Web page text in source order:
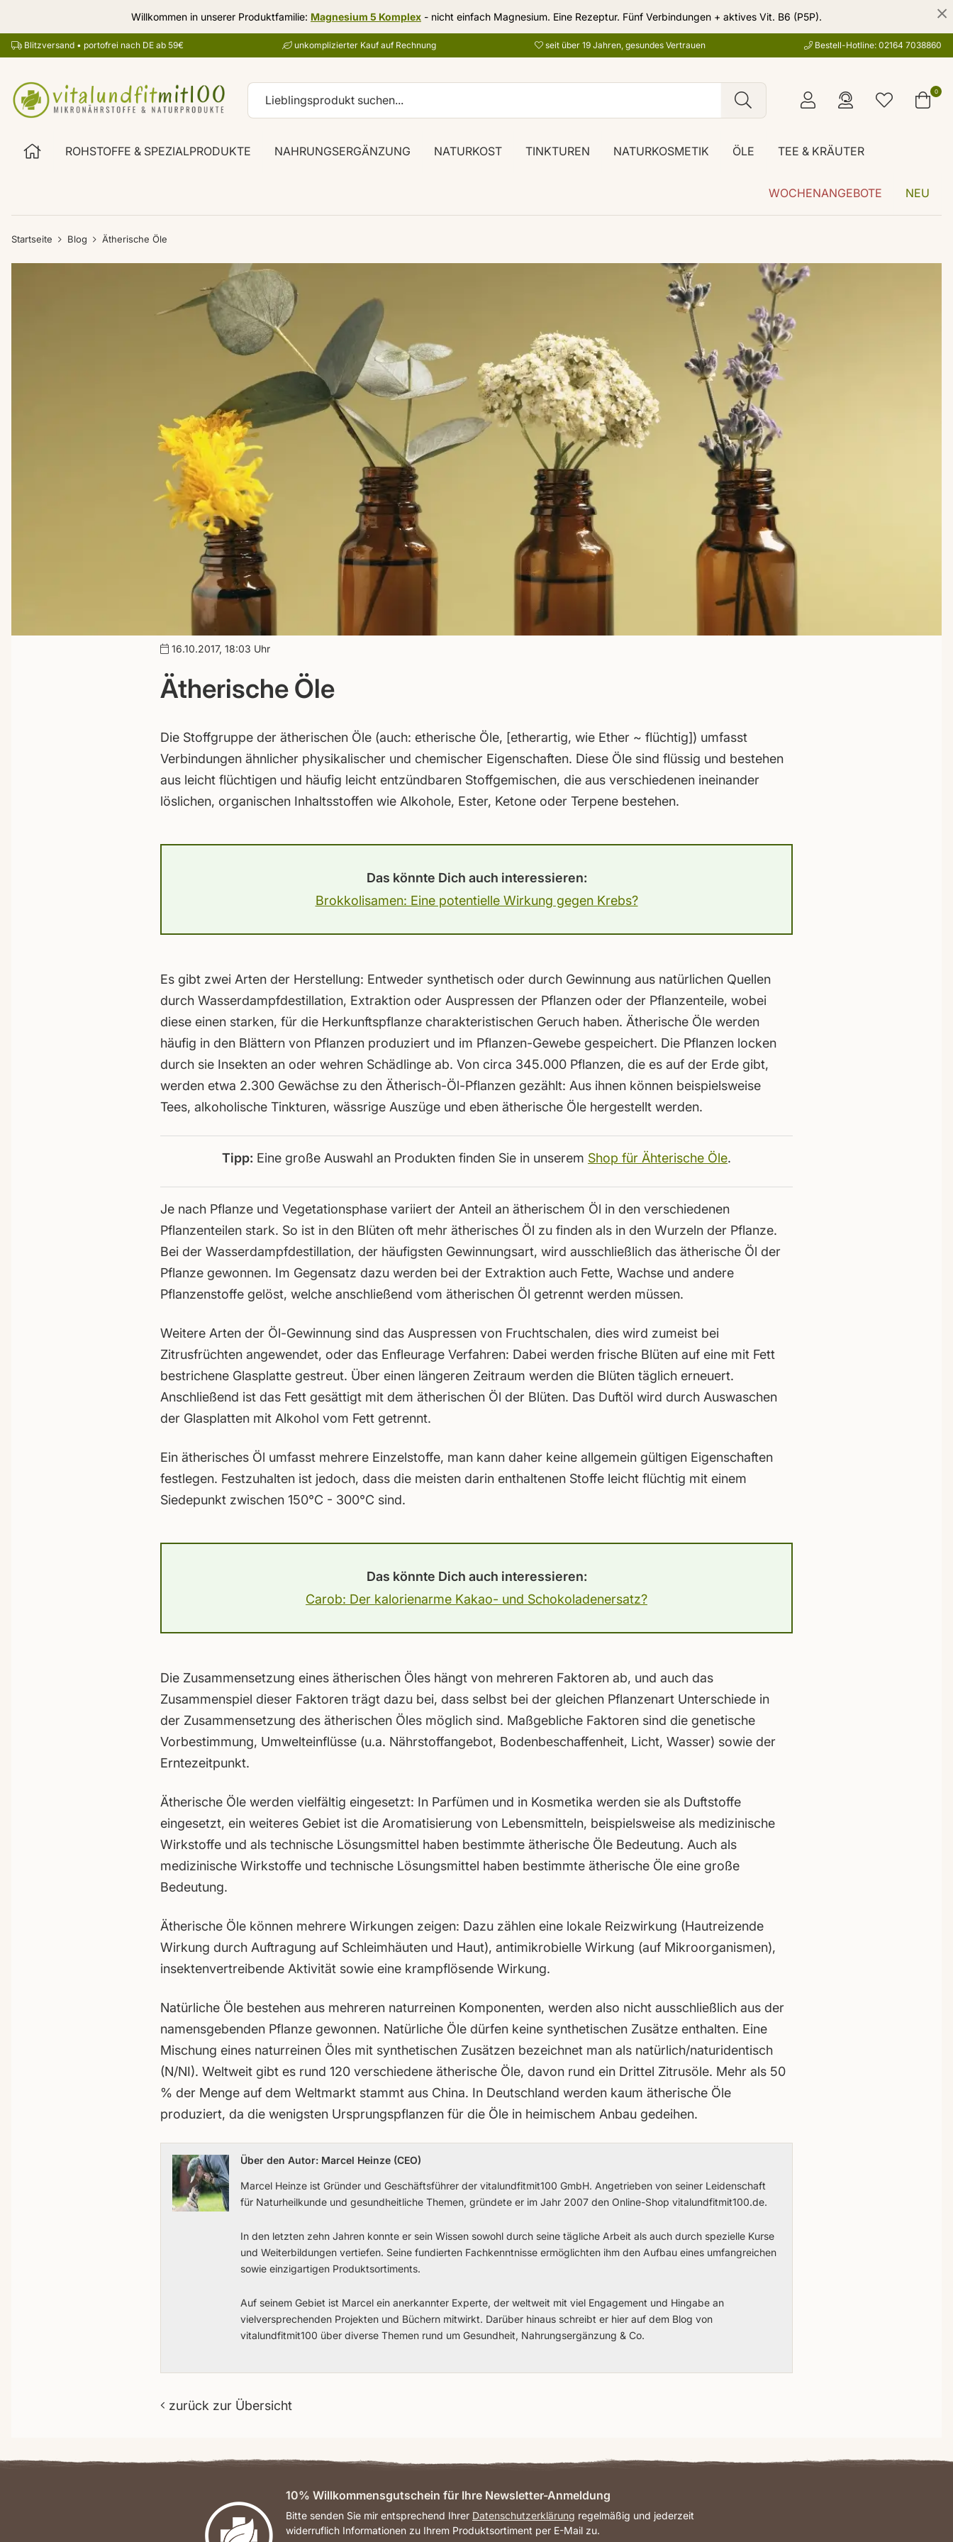
Willkommen in unserer Produktfamilie: Magnesium 5 Komplex - nicht einfach Magnesium. Eine Rezeptur. Fünf Verbindungen + aktives Vit. B6 (P5P).
Blitzversand • portofrei nach DE ab 59€ unkomplizierter Kauf auf Rechnung seit über 19 Jahren, gesundes Vertrauen Bestell-Hotline: 02164 7038860
ROHSTOFFE & SPEZIALPRODUKTE NAHRUNGSERGÄNZUNG NATURKOST TINKTUREN NATURKOSMETIK ÖLE TEE & KRÄUTER
WOCHENANGEBOTE NEU
0
Startseite Blog Ätherische Öle
Ätherische Öle
16.10.2017, 18:03 Uhr
Die Stoffgruppe der ätherischen Öle (auch: etherische Öle, [etherartig, wie Ether ~ flüchtig]) umfasst
Verbindungen ähnlicher physikalischer und chemischer Eigenschaften. Diese Öle sind flüssig und bestehen
aus leicht flüchtigen und häufig leicht entzündbaren Stoffgemischen, die aus verschiedenen ineinander
löslichen, organischen Inhaltsstoffen wie Alkohole, Ester, Ketone oder Terpene bestehen.
Das könnte Dich auch interessieren:
Brokkolisamen: Eine potentielle Wirkung gegen Krebs?
Es gibt zwei Arten der Herstellung: Entweder synthetisch oder durch Gewinnung aus natürlichen Quellen
durch Wasserdampfdestillation, Extraktion oder Auspressen der Pflanzen oder der Pflanzenteile, wobei
diese einen starken, für die Herkunftspflanze charakteristischen Geruch haben. Ätherische Öle werden
häufig in den Blättern von Pflanzen produziert und im Pflanzen-Gewebe gespeichert. Die Pflanzen locken
durch sie Insekten an oder wehren Schädlinge ab. Von circa 345.000 Pflanzen, die es auf der Erde gibt,
werden etwa 2.300 Gewächse zu den Ätherisch-Öl-Pflanzen gezählt: Aus ihnen können beispielsweise
Tees, alkoholische Tinkturen, wässrige Auszüge und eben ätherische Öle hergestellt werden.
Tipp: Eine große Auswahl an Produkten finden Sie in unserem Shop für Ähterische Öle.
Je nach Pflanze und Vegetationsphase variiert der Anteil an ätherischem Öl in den verschiedenen
Pflanzenteilen stark. So ist in den Blüten oft mehr ätherisches Öl zu finden als in den Wurzeln der Pflanze.
Bei der Wasserdampfdestillation, der häufigsten Gewinnungsart, wird ausschließlich das ätherische Öl der
Pflanze gewonnen. Im Gegensatz dazu werden bei der Extraktion auch Fette, Wachse und andere
Pflanzenstoffe gelöst, welche anschließend vom ätherischen Öl getrennt werden müssen.
Weitere Arten der Öl-Gewinnung sind das Auspressen von Fruchtschalen, dies wird zumeist bei
Zitrusfrüchten angewendet, oder das Enfleurage Verfahren: Dabei werden frische Blüten auf eine mit Fett
bestrichene Glasplatte gestreut. Über einen längeren Zeitraum werden die Blüten täglich erneuert.
Anschließend ist das Fett gesättigt mit dem ätherischen Öl der Blüten. Das Duftöl wird durch Auswaschen
der Glasplatten mit Alkohol vom Fett getrennt.
Ein ätherisches Öl umfasst mehrere Einzelstoffe, man kann daher keine allgemein gültigen Eigenschaften
festlegen. Festzuhalten ist jedoch, dass die meisten darin enthaltenen Stoffe leicht flüchtig mit einem
Siedepunkt zwischen 150°C - 300°C sind.
Das könnte Dich auch interessieren:
Carob: Der kalorienarme Kakao- und Schokoladenersatz?
Die Zusammensetzung eines ätherischen Öles hängt von mehreren Faktoren ab, und auch das
Zusammenspiel dieser Faktoren trägt dazu bei, dass selbst bei der gleichen Pflanzenart Unterschiede in
der Zusammensetzung des ätherischen Öles möglich sind. Maßgebliche Faktoren sind die genetische
Vorbestimmung, Umwelteinflüsse (u.a. Nährstoffangebot, Bodenbeschaffenheit, Licht, Wasser) sowie der
Erntezeitpunkt.
Ätherische Öle werden vielfältig eingesetzt: In Parfümen und in Kosmetika werden sie als Duftstoffe
eingesetzt, ein weiteres Gebiet ist die Aromatisierung von Lebensmitteln, beispielsweise als medizinische
Wirkstoffe und als technische Lösungsmittel haben bestimmte ätherische Öle Bedeutung. Auch als
medizinische Wirkstoffe und technische Lösungsmittel haben bestimmte ätherische Öle eine große
Bedeutung.
Ätherische Öle können mehrere Wirkungen zeigen: Dazu zählen eine lokale Reizwirkung (Hautreizende
Wirkung durch Auftragung auf Schleimhäuten und Haut), antimikrobielle Wirkung (auf Mikroorganismen),
insektenvertreibende Aktivität sowie eine krampflösende Wirkung.
Natürliche Öle bestehen aus mehreren naturreinen Komponenten, werden also nicht ausschließlich aus der
namensgebenden Pflanze gewonnen. Natürliche Öle dürfen keine synthetischen Zusätze enthalten. Eine
Mischung eines naturreinen Öles mit synthetischen Zusätzen bezeichnet man als natürlich/naturidentisch
(N/NI). Weltweit gibt es rund 120 verschiedene ätherische Öle, davon rund ein Drittel Zitrusöle. Mehr als 50
% der Menge auf dem Weltmarkt stammt aus China. In Deutschland werden kaum ätherische Öle
produziert, da die wenigsten Ursprungspflanzen für die Öle in heimischem Anbau gedeihen.
Über den Autor: Marcel Heinze (CEO)
Marcel Heinze ist Gründer und Geschäftsführer der vitalundfitmit100 GmbH. Angetrieben von seiner Leidenschaft
für Naturheilkunde und gesundheitliche Themen, gründete er im Jahr 2007 den Online-Shop vitalundfitmit100.de.
In den letzten zehn Jahren konnte er sein Wissen sowohl durch seine tägliche Arbeit als auch durch spezielle Kurse
und Weiterbildungen vertiefen. Seine fundierten Fachkenntnisse ermöglichten ihm den Aufbau eines umfangreichen
sowie einzigartigen Produktsortiments.
Auf seinem Gebiet ist Marcel ein anerkannter Experte, der weltweit mit viel Engagement und Hingabe an
vielversprechenden Projekten und Büchern mitwirkt. Darüber hinaus schreibt er hier auf dem Blog von
vitalundfitmit100 über diverse Themen rund um Gesundheit, Nahrungsergänzung & Co.
zurück zur Übersicht
10% Willkommensgutschein für Ihre Newsletter-Anmeldung
Bitte senden Sie mir entsprechend Ihrer Datenschutzerklärung regelmäßig und jederzeit
widerruflich Informationen zu Ihrem Produktsortiment per E-Mail zu.